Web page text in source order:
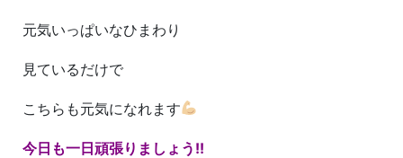
元気いっぱいなひまわり
見ているだけで
こちらも元気になれます
今日も一日頑張りましょう!!